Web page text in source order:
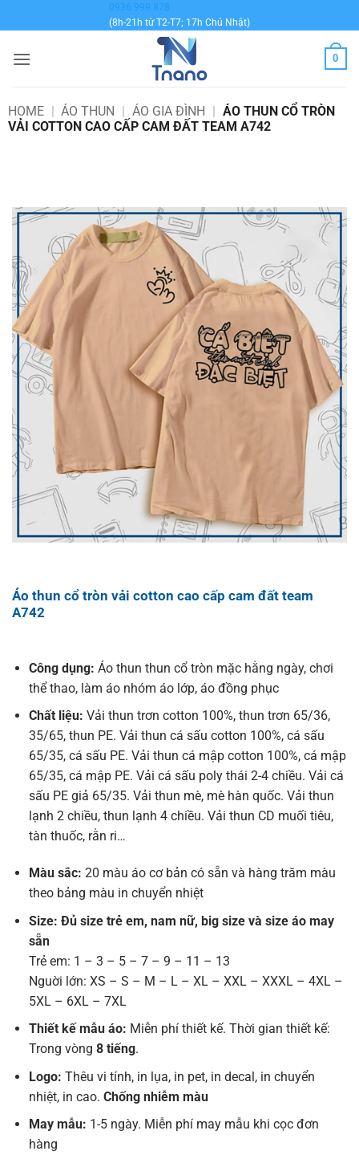
qua
dung
0936 999 878
(8h-21h từ T2-T7; 17h Chủ Nhật)
0
HOME | ÁO THUN | ÁO GIA ĐÌNH | ÁO THUN CỔ TRÒN
VẢI COTTON CAO CẤP CAM ĐẤT TEAM A742
Áo thun cổ tròn vải cotton cao cấp cam đất team
A742
Công dụng: Áo thun thun cổ tròn mặc hằng ngày, chơi
thể thao, làm áo nhóm áo lớp, áo đồng phục
Chất liệu: Vải thun trơn cotton 100%, thun trơn 65/36,
35/65, thun PE. Vải thun cá sấu cotton 100%, cá sấu
65/35, cá sấu PE. Vải thun cá mập cotton 100%, cá mập
65/35, cá mập PE. Vải cá sấu poly thái 2-4 chiều. Vải cá
sấu PE giả 65/35. Vải thun mè, mè hàn quốc. Vải thun
lạnh 2 chiều, thun lạnh 4 chiều. Vải thun CD muối tiêu,
tàn thuốc, rằn ri…
Màu sắc: 20 màu áo cơ bản có sẵn và hàng trăm màu
theo bảng màu in chuyển nhiệt
Size: Đủ size trẻ em, nam nữ, big size và size áo may
sẵn
Trẻ em: 1 – 3 – 5 – 7 – 9 – 11 – 13
Nguời lớn: XS – S – M – L – XL – XXL – XXXL – 4XL –
5XL – 6XL – 7XL
Thiết kế mẫu áo: Miễn phí thiết kế. Thời gian thiết kế:
Trong vòng 8 tiếng.
Logo: Thêu vi tính, in lụa, in pet, in decal, in chuyển
nhiệt, in cao. Chống nhiễm màu
May mẫu: 1-5 ngày. Miễn phí may mẫu khi cọc đơn
hàng